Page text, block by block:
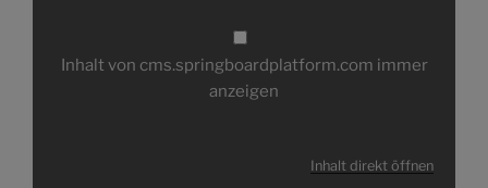
Inhalt von cms.springboardplatform.com immer
anzeigen
Inhalt direkt öffnen